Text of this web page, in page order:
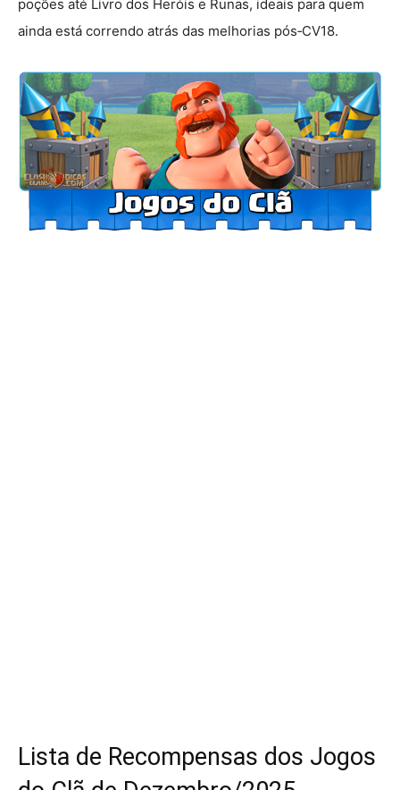
poções até Livro dos Heróis e Runas, ideais para quem
ainda está correndo atrás das melhorias pós‑CV18.
Lista de Recompensas dos Jogos